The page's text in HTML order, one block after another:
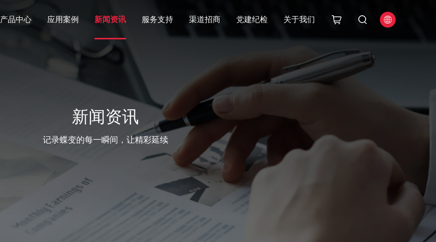
产品中心 应用案例 新闻资讯 服务支持 渠道招商 党建纪检 关于我们
新闻资讯
记录蝶变的每一瞬间，让精彩延续